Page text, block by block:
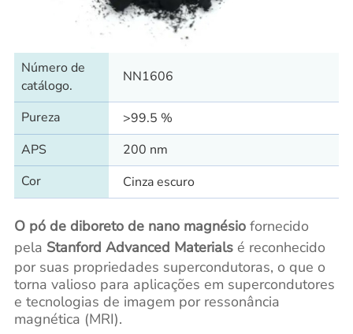
Número de
catálogo.
NN1606
Pureza
>99.5 %
APS
200 nm
Cor
Cinza escuro
O pó de diboreto de nano magnésio fornecido
pela Stanford Advanced Materialsé reconhecido
por suas propriedades supercondutoras, o que o
torna valioso para aplicações em supercondutores
e tecnologias de imagem por ressonância
magnética (MRI).